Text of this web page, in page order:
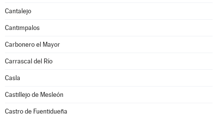
Cantalejo
Cantimpalos
Carbonero el Mayor
Carrascal del Río
Casla
Castillejo de Mesleón
Castro de Fuentidueña